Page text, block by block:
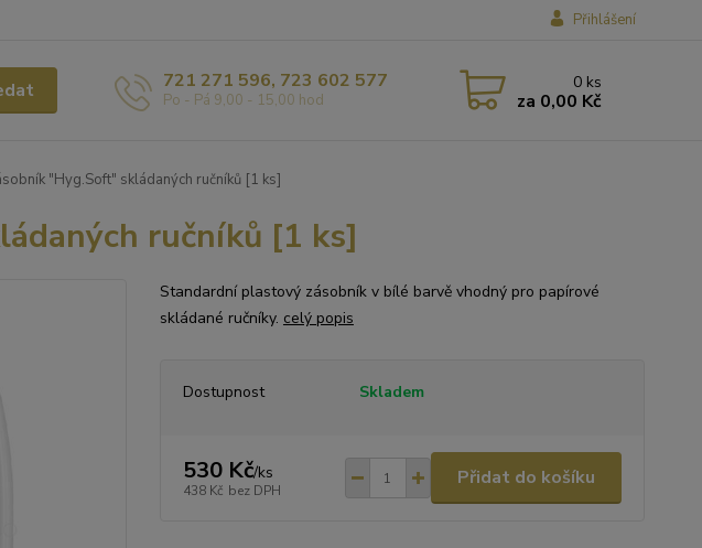
Přihlášení
721 271 596, 723 602 577
Po - Pá 9,00 - 15,00 hod
0 ks
za 0,00 Kč
"Hyg.Soft" skládaných ručníků [1 ks]
ručníků [1 ks]
Standardní plastový zásobník v bílé barvě vhodný pro papírové
skládané ručníky. celý popis
Dostupnost Skladem
530 Kč/ks
438 Kč bez DPH
Přidat do košíku